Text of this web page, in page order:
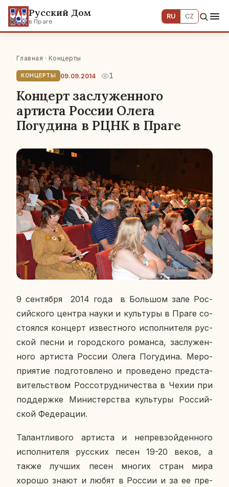
Русский Дом
в Праге
RU CZ
Главная · Концерты
КОНЦЕРТЫ 09.09.2014 1
Концерт заслуженного
артиста России Олега
Погудина в РЦНК в Праге
9 сен­тяб­ря 2014 года в Боль­шом зале Рос­
сий­ско­го центра науки и куль­ту­ры в Праге со­
сто­ял­ся кон­церт из­вест­но­го ис­пол­ни­те­ля рус­
ской песни и го­род­ско­го ро­ман­са, за­слу­жен­
но­го ар­ти­ста России Олега По­гу­ди­на. Ме­ро­
при­я­тие под­го­тов­ле­но и про­ве­де­но пред­ста­
ви­тель­ством Рос­со­труд­ни­че­ства в Чехии при
под­держ­ке Ми­ни­стер­ства куль­ту­ры Рос­сий­
ской Фе­де­ра­ции.
Та­лант­ли­во­го ар­ти­ста и непре­взой­ден­но­го
ис­пол­ни­те­ля рус­ских песен 19-20 веков, а
также лучших песен многих стран мира
хорошо знают и любят в России и за ее пре­